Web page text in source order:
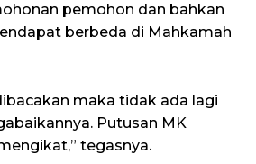
pemohon dan bahkan
berbeda di Mahkamah
maka tidak ada lagi
Putusan MK
tegasnya.